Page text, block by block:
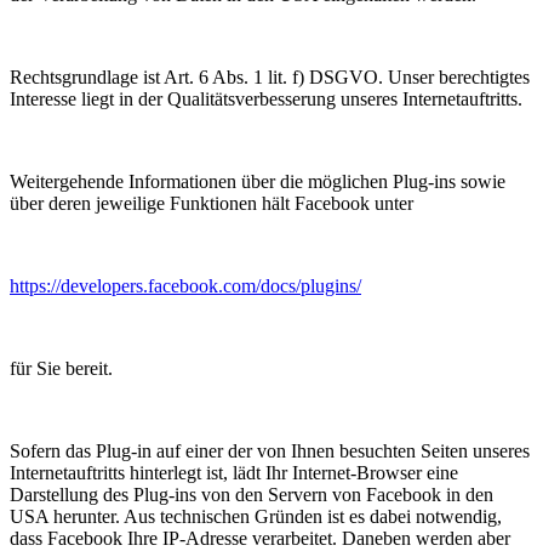
Rechtsgrundlage ist Art. 6 Abs. 1 lit. f) DSGVO. Unser berechtigtes
Interesse liegt in der Qualitätsverbesserung unseres Internetauftritts.
Weitergehende Informationen über die möglichen Plug-ins sowie
über deren jeweilige Funktionen hält Facebook unter
https://developers.facebook.com/docs/plugins/
für Sie bereit.
Sofern das Plug-in auf einer der von Ihnen besuchten Seiten unseres
Internetauftritts hinterlegt ist, lädt Ihr Internet-Browser eine
Darstellung des Plug-ins von den Servern von Facebook in den
USA herunter. Aus technischen Gründen ist es dabei notwendig,
dass Facebook Ihre IP-Adresse verarbeitet. Daneben werden aber